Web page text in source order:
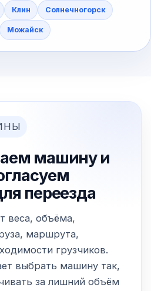
Клин Солнечногорск
Можайск
машину и
переезда
веса, объёма,
маршрута,
грузчиков.
выбрать машину так,
за лишний объём